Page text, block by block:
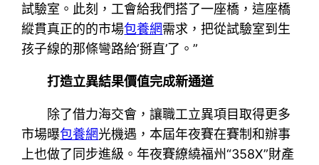
試驗室。此刻，工會給我們搭了一座橋，這座橋
縱貫真正的的市場包養網需求，把從試驗室到生
孩子線的那條彎路給‘掰直’了。”
打造立異結果價值完成新通道
除了借力海交會，讓職工立異項目取得更多
市場曝包養網光機遇，本屆年夜賽在賽制和辦事
上也做了同步進級。年夜賽繚繞福州“358X”財產